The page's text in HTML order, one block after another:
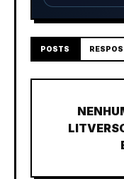
POSTS